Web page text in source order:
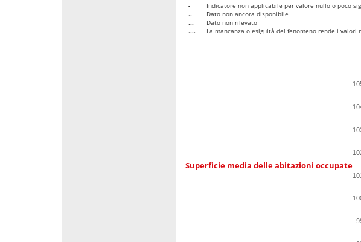
-
Indicatore non applicabile per valore nullo o poco
..
Dato non ancora disponibile
...
Dato non rilevato
....
La mancanza o esiguità del fenomeno rende i valori
Superficie media delle abitazioni occupate